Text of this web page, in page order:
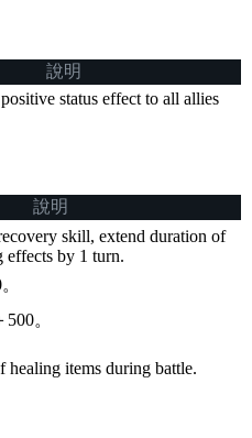
說明
status effect to all allies
說明
skill, extend duration of
effects by 1 turn.
。
healing items during battle.